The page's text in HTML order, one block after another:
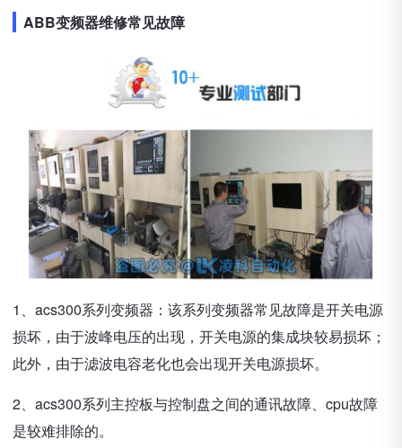
ABB变频器维修常见故障
1、acs300系列变频器：该系列变频器常见故障是开关电源
损坏，由于波峰电压的出现，开关电源的集成块较易损坏；
此外，由于滤波电容老化也会出现开关电源损坏。
2、acs300系列主控板与控制盘之间的通讯故障、cpu故障
是较难排除的。